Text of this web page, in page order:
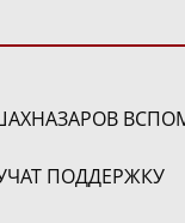
ПОДДЕРЖКУ